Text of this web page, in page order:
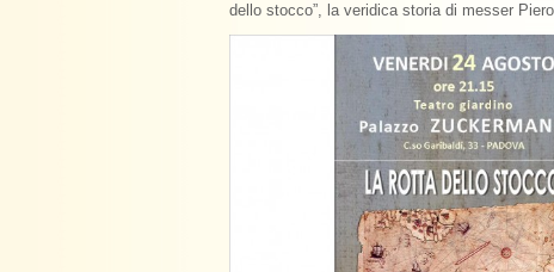
dello stocco”, la veridica storia di messer